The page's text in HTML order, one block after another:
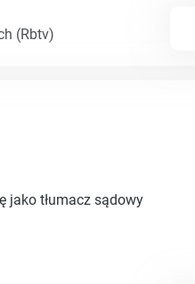
(Rbtv)
jako tłumacz sądowy